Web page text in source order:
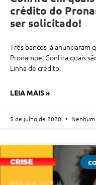
crédito do
ser solicitado!
Três bancos já anunciaram
Pronampe; Confira quais
Linha de crédito.
LEIA MAIS »
5 de julho de 2020